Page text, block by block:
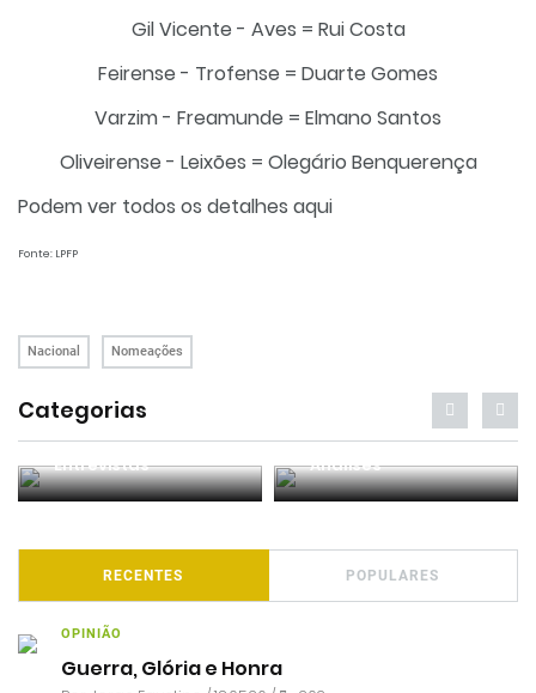
Gil Vicente - Aves = Rui Costa
Feirense - Trofense = Duarte Gomes
Varzim - Freamunde = Elmano Santos
Oliveirense - Leixões = Olegário Benquerença
Podem ver todos os detalhes aqui
Fonte: LPFP
Nacional Nomeações
Categorias
Entrevistas Análises
RECENTES POPULARES
OPINIÃO
Guerra, Glória e Honra